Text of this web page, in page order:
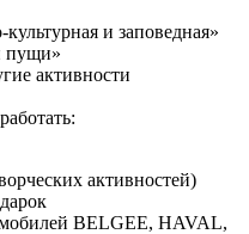
и заповедная»
пущи»
активности
активностей)
BELGEE, HAVAL,